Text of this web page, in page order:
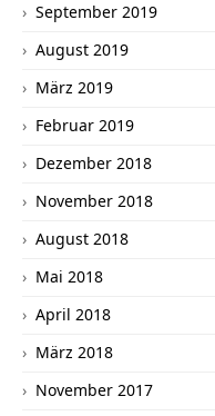
September 2019
August 2019
März 2019
Februar 2019
Dezember 2018
November 2018
August 2018
Mai 2018
April 2018
März 2018
November 2017